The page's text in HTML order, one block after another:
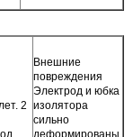
2
Внешние
повреждения
Электрод и юбка
изолятора
сильно
деформированы,